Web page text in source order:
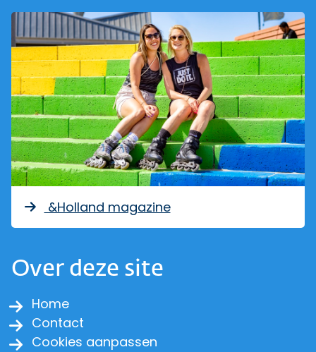
&Holland magazine
Over deze site
Home
Contact
Cookies aanpassen